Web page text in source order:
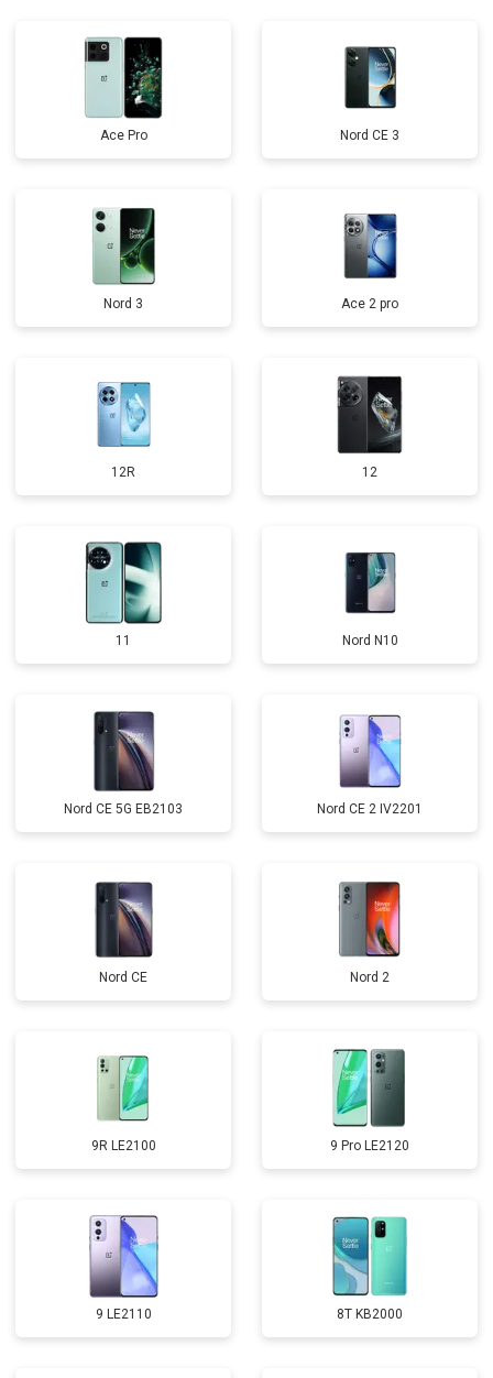
Ace Pro Nord CE 3
Nord 3 Ace 2 pro
12R 12
11 Nord N10
Nord CE 5G EB2103 Nord CE 2 IV2201
Nord CE Nord 2
9R LE2100 9 Pro LE2120
9 LE2110 8T KB2000